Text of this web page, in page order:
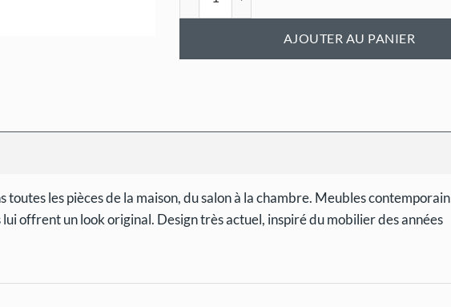
AJOUTER AU PANIER
les pièces de la maison, du salon à la chambre. Meubles contemporain
offrent un look original. Design très actuel, inspiré du mobilier des années